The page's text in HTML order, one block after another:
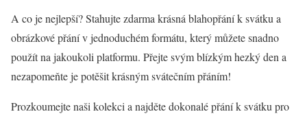
A co je nejlepší? Stahujte zdarma krásná blahopřání k svátku a
obrázkové přání v jednoduchém formátu, který můžete snadno
použít na jakoukoli platformu. Přejte svým blízkým hezký den a
nezapomeňte je potěšit krásným svátečním přáním!
Prozkoumejte naši kolekci a najděte dokonalé přání k svátku pro